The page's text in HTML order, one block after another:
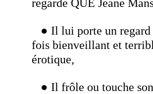
regarde QUE Jeane
● Il lui porte un regard
fois bienveillant et
érotique,
● Il frôle ou touche son